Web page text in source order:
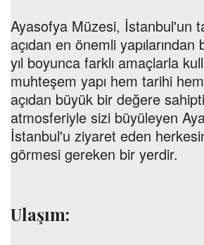
Ayasofya Müzesi, İstanbul'un
açıdan en önemli
yıl boyunca farklı amaçlarla
muhteşem yapı hem tarihi
açıdan büyük bir değere
atmosferiyle sizi büyüleyen
İstanbul'u ziyaret eden
görmesi gereken bir yerdir.
Ulaşım: